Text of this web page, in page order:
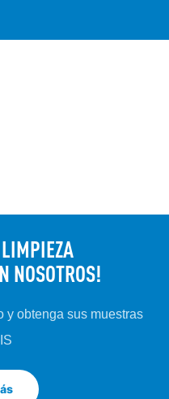
NOSOTROS!
y obtenga sus muestras